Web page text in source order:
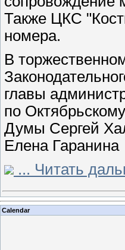
Также ЦКС
номера.
В
главы
по
Думы Сергей
Елена Гаранина
... Читать
Calendar